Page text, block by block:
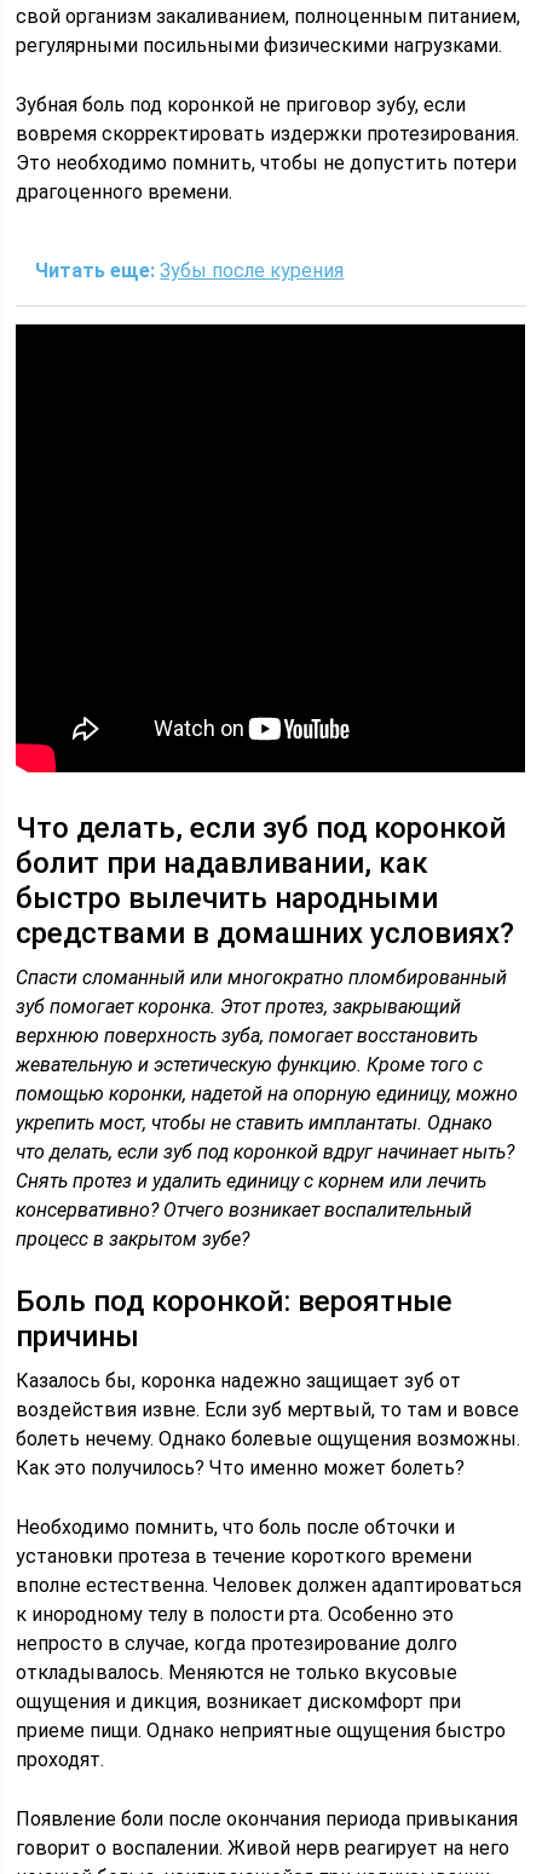
свой организм закаливанием, полноценным питанием,
регулярными посильными физическими нагрузками.
Зубная боль под коронкой не приговор зубу, если
вовремя скорректировать издержки протезирования.
Это необходимо помнить, чтобы не допустить потери
драгоценного времени.
Читать еще: Зубы после курения
Что делать, если зуб под коронкой
болит при надавливании, как
быстро вылечить народными
средствами в домашних условиях?
Спасти сломанный или многократно пломбированный
зуб помогает коронка. Этот протез, закрывающий
верхнюю поверхность зуба, помогает восстановить
жевательную и эстетическую функцию. Кроме того с
помощью коронки, надетой на опорную единицу, можно
укрепить мост, чтобы не ставить имплантаты. Однако
что делать, если зуб под коронкой вдруг начинает ныть?
Снять протез и удалить единицу с корнем или лечить
консервативно? Отчего возникает воспалительный
процесс в закрытом зубе?
Боль под коронкой: вероятные
причины
Казалось бы, коронка надежно защищает зуб от
воздействия извне. Если зуб мертвый, то там и вовсе
болеть нечему. Однако болевые ощущения возможны.
Как это получилось? Что именно может болеть?
Необходимо помнить, что боль после обточки и
установки протеза в течение короткого времени
вполне естественна. Человек должен адаптироваться
к инородному телу в полости рта. Особенно это
непросто в случае, когда протезирование долго
откладывалось. Меняются не только вкусовые
ощущения и дикция, возникает дискомфорт при
приеме пищи. Однако неприятные ощущения быстро
проходят.
Появление боли после окончания периода привыкания
говорит о воспалении. Живой нерв реагирует на него